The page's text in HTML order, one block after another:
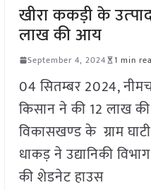
खीरा ककड़ी के
लाख की आय
September 4, 2024 1 min
04 सितम्बर 2024,
किसान ने की 12 लाख
विकासखण्‍ड के ग्राम
धाकड़ ने उद्यानिकी
की शेडनेट हाउस